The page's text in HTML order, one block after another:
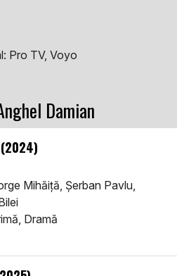
Pro TV, Voyo
Damian
Mihăiță, Șerban Pavlu,
Dramă